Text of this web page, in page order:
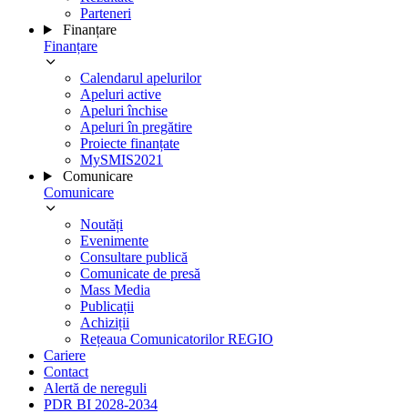
Parteneri
Finanțare
Finanțare
Calendarul apelurilor
Apeluri active
Apeluri închise
Apeluri în pregătire
Proiecte finanțate
MySMIS2021
Comunicare
Comunicare
Noutăți
Evenimente
Consultare publică
Comunicate de presă
Mass Media
Publicații
Achiziții
Rețeaua Comunicatorilor REGIO
Cariere
Contact
Alertă de nereguli
PDR BI 2028-2034